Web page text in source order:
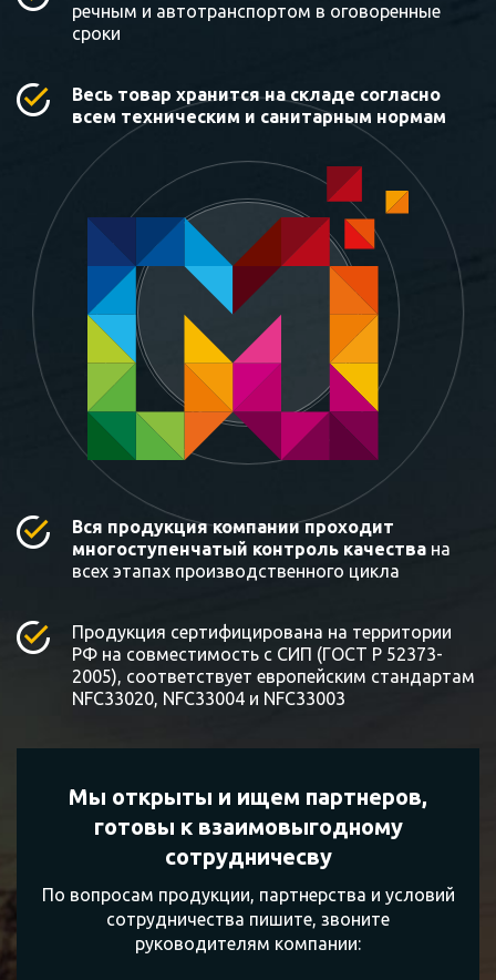
речным и автотранспортом в оговоренные
сроки
Весь товар хранится на складе согласно
всем техническим и санитарным нормам
Вся продукция компании проходит
многоступенчатый контроль качества на
всех этапах производственного цикла
Продукция сертифицирована на территории
РФ на совместимость с СИП (ГОСТ Р 52373-
2005), соответствует европейским стандартам
NFC33020, NFC33004 и NFC33003
Мы открыты и ищем партнеров,
готовы квзаимовыгодному
сотрудничесву
По вопросам продукции, партнерства и условий
сотрудничества пишите, звоните
руководителям компании: